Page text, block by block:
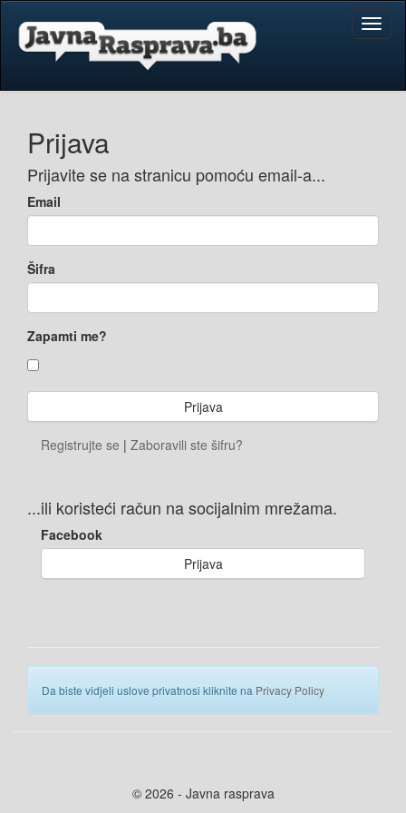
Prijava
Prijavite se na stranicu pomoću email-a...
Email
Šifra
Zapamti me?
Registrujte se | Zaboravili ste šifru?
...ili koristeći račun na socijalnim mrežama.
Facebook
Prijava
Da biste vidjeli uslove privatnosi kliknite na Privacy Policy
© 2026 - Javna rasprava